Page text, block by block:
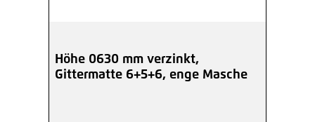
Höhe 0630 mm verzinkt,
Gittermatte 6+5+6, enge Masche